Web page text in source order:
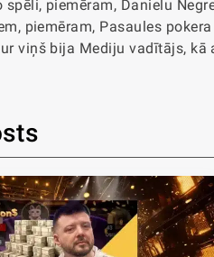
spēli, piemēram, Danielu
piemēram, Pasaules
viņš bija Mediju vadītājs, kā